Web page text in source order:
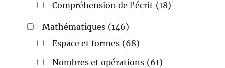
Compréhension de l'écrit (18)
Mathématiques (146)
Espace et formes (68)
Nombres et opérations (61)